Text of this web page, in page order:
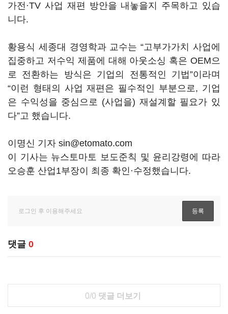
가전·TV 사업 재편 방안을 내놓을지 주목하고 있습
니다.
황용식 세종대 경영학과 교수는 “고부가가치 사업에
집중하고 저수익 제품에 대해 아웃소싱 혹은 OEM으
로 전환하는 방식은 기업의 전통적인 기법”이라며
“이런 형태의 사업 재편은 필수적인 부분으로, 기업
은 수익성을 중심으로 (사업을) 재설계할 필요가 있
다”고 했습니다.
이명신 기자 sin@etomato.com
이 기사는 뉴스토마토 보도준칙 및 윤리강령에 따라
오승훈 산업1부장이 최종 확인·수정했습니다.
댓글 0
0/0 댓글 더보기